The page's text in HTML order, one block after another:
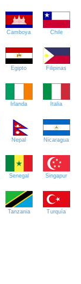
Camboya Chile
Egipto Filipinas
Irlanda Italia
Nepal Nicaragua
Senegal Singapur
Tanzania Turquía